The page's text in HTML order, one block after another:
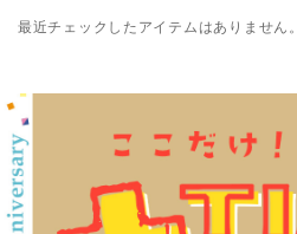
最近チェックしたアイテムはありません。